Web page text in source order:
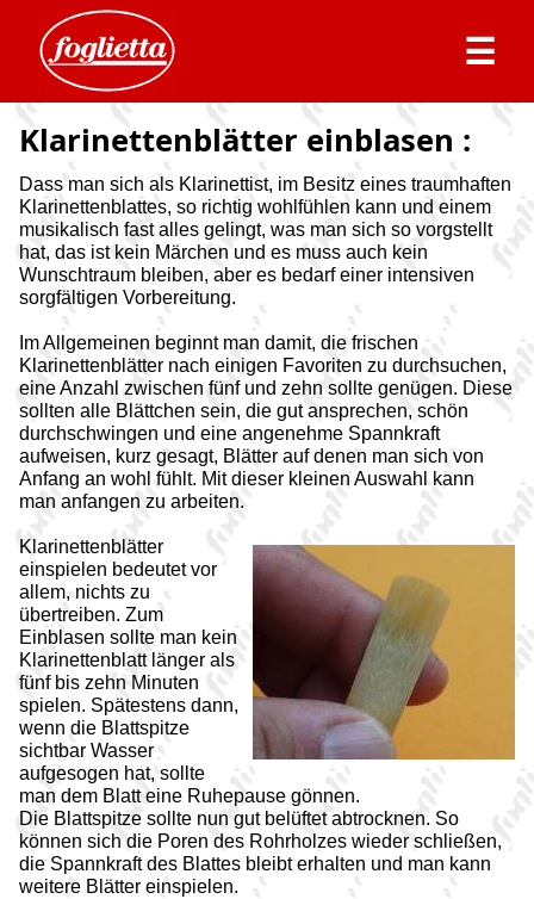
Klarinettenblätter einblasen :
Dass man sich als Klarinettist, im Besitz eines traumhaften
Klarinettenblattes, so richtig wohlfühlen kann und einem
musikalisch fast alles gelingt, was man sich so vorgstellt
hat, das ist kein Märchen und es muss auch kein
Wunschtraum bleiben, aber es bedarf einer intensiven
sorgfältigen Vorbereitung.
Im Allgemeinen beginnt man damit, die frischen
Klarinettenblätter nach einigen Favoriten zu durchsuchen,
eine Anzahl zwischen fünf und zehn sollte genügen. Diese
sollten alle Blättchen sein, die gut ansprechen, schön
durchschwingen und eine angenehme Spannkraft
aufweisen, kurz gesagt, Blätter auf denen man sich von
Anfang an wohl fühlt. Mit dieser kleinen Auswahl kann
man anfangen zu arbeiten.
Klarinettenblätter
einspielen bedeutet vor
allem, nichts zu
übertreiben. Zum
Einblasen sollte man kein
Klarinettenblatt länger als
fünf bis zehn Minuten
spielen. Spätestens dann,
wenn die Blattspitze
sichtbar Wasser
aufgesogen hat, sollte
man dem Blatt eine Ruhepause gönnen.
Die Blattspitze sollte nun gut belüftet abtrocknen. So
können sich die Poren des Rohrholzes wieder schließen,
die Spannkraft des Blattes bleibt erhalten und man kann
weitere Blätter einspielen.
☰